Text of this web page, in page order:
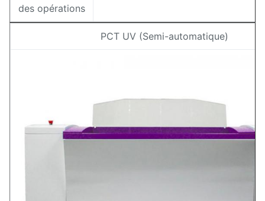
des opérations
PCT UV (Semi-automatique)